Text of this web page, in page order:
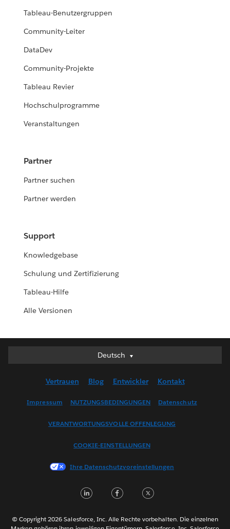
Tableau-Benutzergruppen
Community-Leiter
DataDev
Community-Projekte
Tableau Revier
Hochschulprogramme
Veranstaltungen
Partner
Partner suchen
Partner werden
Support
Knowledgebase
Schulung und Zertifizierung
Tableau-Hilfe
Alle Versionen
Deutsch
Deutsch
English (US)
Français (France)
한국어
Português
ไทย
Vertrauen Blog Entwickler Kontakt
Impressum NUTZUNGSBEDINGUNGEN Datenschutz
VERANTWORTUNGSVOLLE OFFENLEGUNG
COOKIE-EINSTELLUNGEN
Ihre Datenschutzvoreinstellungen
© Copyright 2026 Salesforce, Inc. Alle Rechte vorbehalten. Die einzelnen